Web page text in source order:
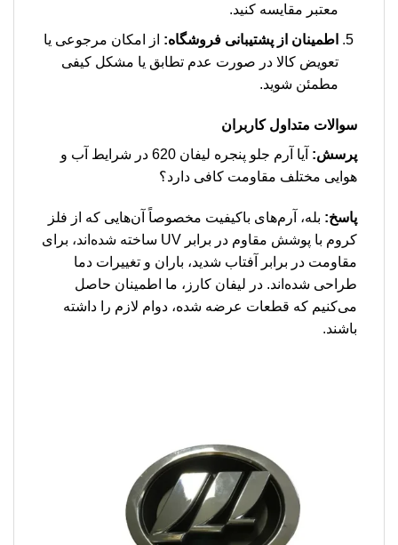
معتبر مقایسه کنید.
اطمینان از پشتیبانی فروشگاه: از امکان مرجوعی یا
تعویض کالا در صورت عدم تطابق یا مشکل کیفی
مطمئن شوید.
سوالات متداول کاربران
پرسش:
آیا آرم جلو پنجره لیفان 620 در شرایط آب و
هوایی مختلف مقاومت کافی دارد؟
پاسخ: بله، آرم‌های باکیفیت مخصوصاً آن‌هایی که از فلز
کروم با پوشش مقاوم در برابر UV ساخته شده‌اند، برای
مقاومت در برابر آفتاب شدید، باران و تغییرات دما
طراحی شده‌اند. در لیفان کارز، ما اطمینان حاصل
می‌کنیم که قطعات عرضه شده، دوام لازم را داشته
باشند.